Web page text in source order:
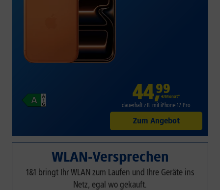
44,99
€/Monat*
dauerhaft z.B. mit iPhone 17 Pro
Zum Angebot
WLAN-Versprechen
1&1 bringt Ihr WLAN zum Laufen und Ihre Geräte ins
Netz, egal wo gekauft.